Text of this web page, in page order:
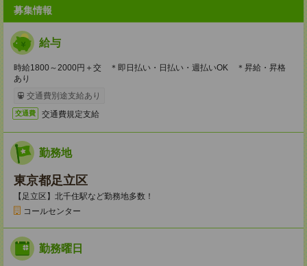
募集情報
給与
時給1800～2000円＋交 ＊即日払い・日払い・週払いOK ＊昇給・昇格
あり
交通費別途支給あり
交通費 交通費規定支給
勤務地
東京都足立区
【足立区】北千住駅など勤務地多数！
コールセンター
勤務曜日